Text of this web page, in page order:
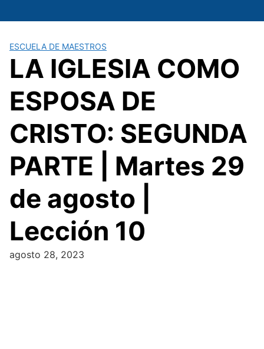
al
ESCUELA DE MAESTROS
LA IGLESIA COMO
ESPOSA DE
CRISTO: SEGUNDA
PARTE | Martes 29
de agosto |
Lección 10
agosto 28, 2023